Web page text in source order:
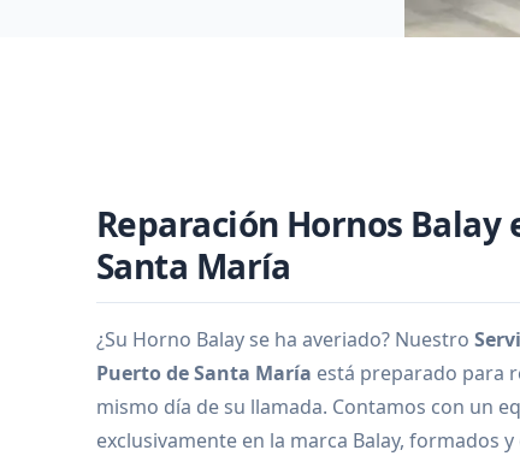
Reparación Hornos Balay
Santa María
¿Su Horno Balay se ha averiado? Nuestro
Puerto de Santa María está preparado para
mismo día de su llamada. Contamos con un
exclusivamente en la marca Balay, formados